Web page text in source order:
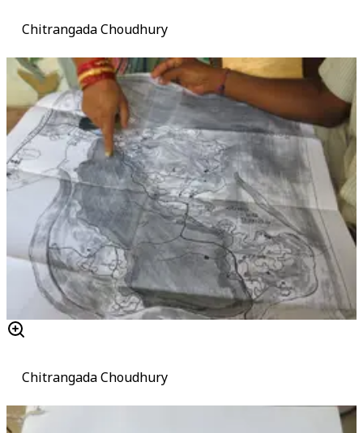
Chitrangada Choudhury
Chitrangada Choudhury